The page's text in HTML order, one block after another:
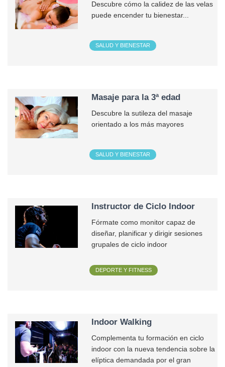
Descubre cómo la calidez de las velas
puede encender tu bienestar...
SALUD Y BIENESTAR
Masaje para la 3ª edad
Descubre la sutileza del masaje
orientado a los más mayores
SALUD Y BIENESTAR
Instructor de Ciclo Indoor
Fórmate como monitor capaz de
diseñar, planificar y dirigir sesiones
grupales de ciclo indoor
DEPORTE Y FITNESS
Indoor Walking
Complementa tu formación en ciclo
indoor con la nueva tendencia sobre la
elíptica demandada por el gran